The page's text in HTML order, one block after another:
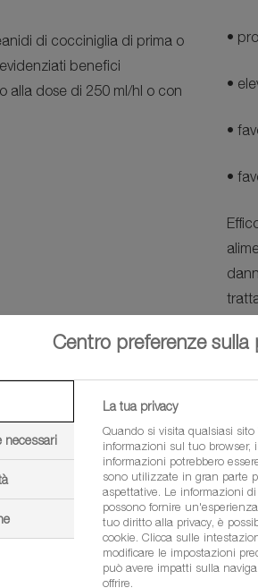
di cocciniglia di prima o
benefici
alla dose di 250 ml/hl o con
•
•
•
•
Centro preferenze sulla
necessari
La tua privacy
Quando si visita qualsiasi
informazioni sul tuo browser,
informazioni potrebbero
sono utilizzate in gran parte
aspettative. Le informazioni
possono fornire
tuo diritto alla privacy, è
cookie. Clicca sulle
modificare le impostazioni
può avere impatti sulla
offrire.